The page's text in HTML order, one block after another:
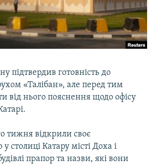
КРИМУ
RL
підтвердив готовність до
«Талібан», але перед тим
від нього пояснення щодо офісу
тижня відкрили своє
столиці Катару місті Доха і
прапор та назви, які вони